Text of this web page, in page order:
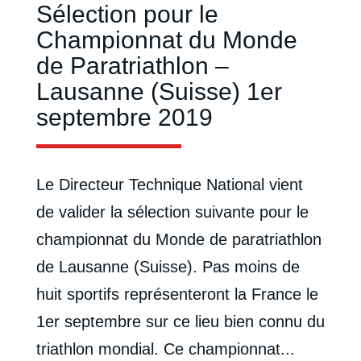
Sélection pour le
Championnat du Monde
de Paratriathlon –
Lausanne (Suisse) 1er
septembre 2019
Le Directeur Technique National vient
de valider la sélection suivante pour le
championnat du Monde de paratriathlon
de Lausanne (Suisse). Pas moins de
huit sportifs représenteront la France le
1er septembre sur ce lieu bien connu du
triathlon mondial. Ce championnat...